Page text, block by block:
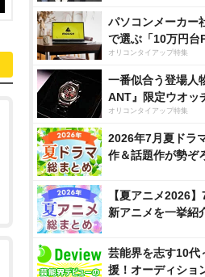
パソコンメーカー
で選ぶ「10万円台
オリコンタイアップ特集
一番似合う登場人
ANT』限定ウオッ
オリコンタイアップ特集
2026年7月夏ドラ
作＆話題作が勢ぞ
【夏アニメ2026
新アニメを一挙紹
芸能界を志す10代
援！オーディショ